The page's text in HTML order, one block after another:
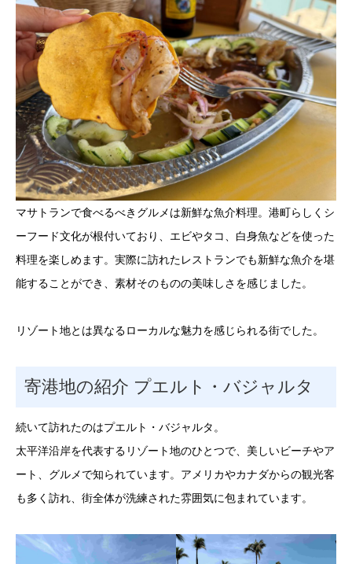
マサトランで食べるべきグルメは新鮮な魚介料理。港町らしくシ
ーフード文化が根付いており、エビやタコ、白身魚などを使った
料理を楽しめます。実際に訪れたレストランでも新鮮な魚介を堪
能することができ、素材そのものの美味しさを感じました。
リゾート地とは異なるローカルな魅力を感じられる街でした。
寄港地の紹介 プエルト・バジャルタ
続いて訪れたのはプエルト・バジャルタ。
太平洋沿岸を代表するリゾート地のひとつで、美しいビーチやア
ート、グルメで知られています。アメリカやカナダからの観光客
も多く訪れ、街全体が洗練された雰囲気に包まれています。